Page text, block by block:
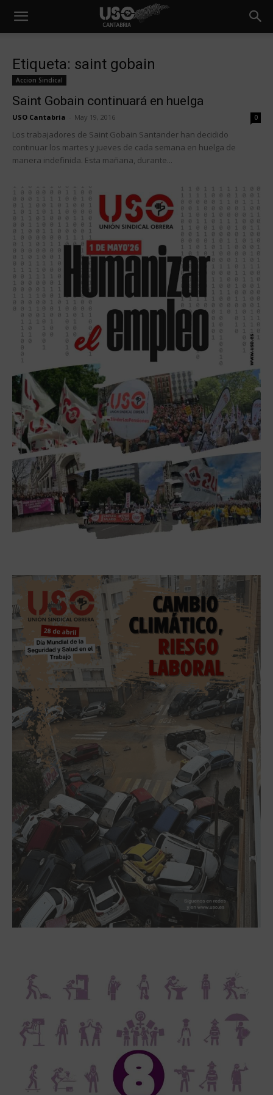
Etiqueta: saint gobain
Accion Sindical
Saint Gobain continuará en huelga
USO Cantabria May 19, 2016 0
Los trabajadores de Saint Gobain Santander han decidido
continuar los martes y jueves de cada semana en huelga de
manera indefinida. Esta mañana, durante...